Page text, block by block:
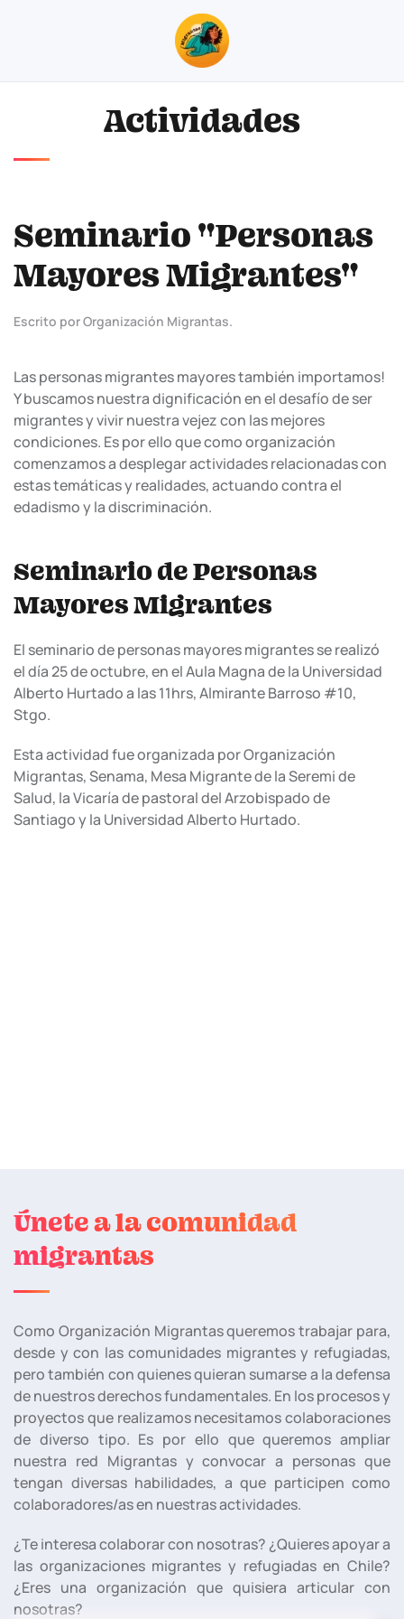
Skip to main content
Actividades
Seminario "Personas
Mayores Migrantes"
Escrito por Organización Migrantas.
Las personas migrantes mayores también importamos!
Y buscamos nuestra dignificación en el desafío de ser
migrantes y vivir nuestra vejez con las mejores
condiciones. Es por ello que como organización
comenzamos a desplegar actividades relacionadas con
estas temáticas y realidades, actuando contra el
edadismo y la discriminación.
Seminario de Personas
Mayores Migrantes
El seminario de personas mayores migrantes se realizó
el día 25 de octubre, en el Aula Magna de la Universidad
Alberto Hurtado a las 11hrs, Almirante Barroso #10,
Stgo.
Esta actividad fue organizada por Organización
Migrantas, Senama, Mesa Migrante de la Seremi de
Salud, la Vicaría de pastoral del Arzobispado de
Santiago y la Universidad Alberto Hurtado.
Únete a la comunidad
migrantas
Como Organización Migrantas queremos trabajar para,
desde y con las comunidades migrantes y refugiadas,
pero también con quienes quieran sumarse a la defensa
de nuestros derechos fundamentales. En los procesos y
proyectos que realizamos necesitamos colaboraciones
de diverso tipo. Es por ello que queremos ampliar
nuestra red Migrantas y convocar a personas que
tengan diversas habilidades, a que participen como
colaboradores/as en nuestras actividades.
¿Te interesa colaborar con nosotras? ¿Quieres apoyar a
las organizaciones migrantes y refugiadas en Chile?
¿Eres una organización que quisiera articular con
nosotras?